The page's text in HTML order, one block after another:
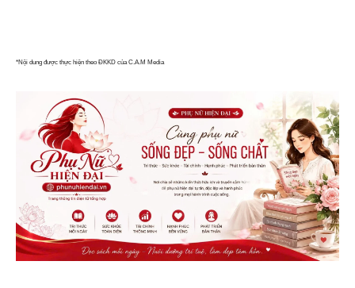
*Nội dung được thực hiện theo ĐKKD của C.A.M Media